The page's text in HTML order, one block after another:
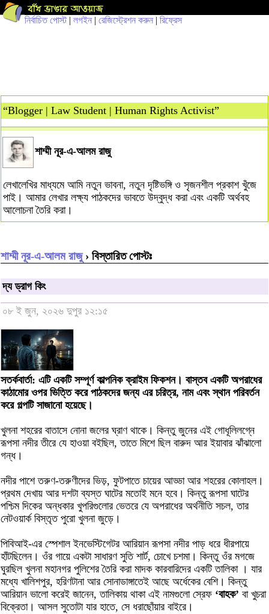
নির্বাচিত পোস্ট| লগইন | রেজিস্ট্রেশন করুন | রিফ্রেস
“Blogger | Law Student | Human Rights Activist”
শাম্মী নূর-এ-আলম রাজু
লেখালেখির মাধ্যমে আমি নতুন ভাবনা, নতুন দৃষ্টিভঙ্গি ও সৃজনশীল প্রকাশ খুঁজে
পাই। আমার লেখার লক্ষ্য পাঠকদের ভাবতে উদ্বুদ্ধ করা এবং একটি অর্থবহ
আলোচনা তৈরি করা।
শাম্মী নূর-এ-আলম রাজু› বিস্তারিত পোস্টঃ
দ্য ড্রাগ কিং
০৮ ই জুন, ২০২৬ দুপুর ১২:১৫
সতর্কবার্তা: এটি একটি সম্পূর্ণ কাল্পনিক ক্রাইম ফিকশন। বাস্তব একটি অপরাধের
কাঠামোর ওপর ভিত্তি করে পাঠকদের জন্য এর চরিত্র, নাম এবং স্থান পরিবর্তন
করে গল্পটি সাজানো হয়েছে।
খুলনা শহরের বাতাসে নোনা জলের ঘ্রাণ থাকে। কিন্তু জুনের এই গোধূলিলগ্নে
রূপসা নদীর তীরে যে হাওয়া বইছিল, তাতে মিশে ছিল বারুদ আর ইয়াবার ঝাঁঝালো
গন্ধ।
নদীর পাশে তরুণ-তরুণীদের ভিড়, ফুটপাতে চায়ের আড্ডা আর শহরের কোলাহল।
প্রথম দেখায় আর দশটা ব্যস্ত ঘাটের মতোই মনে হবে। কিন্তু রূপসা ঘাটের
পশ্চিম দিকের অন্ধকার খুপরিগুলোর ভেতরে যে অপরাধের অর্থনীতি সচল, তার
নেটওয়ার্ক বিস্তৃত পুরো খুলনা জুড়ে।
পিবিআই-এর স্পেশাল ইনভেস্টিগেটর আরিয়ান রূপসা নদীর পাড় ধরে ধীরপায়ে
হাঁটছিলেন। ওঁর গায়ে একটা সাধারণ সুতি শার্ট, চোখে চশমা। কিন্তু ওঁর মগজে
ঘুরছিল খুলনা মহানগর পুলিশের তৈরি করা মাদক কারবারিদের একটি তালিকা । যার
মধ্যে খালিশপুর, হরিণটানা আর সোনাডাঙ্গাতেই আছে অর্ধেকের বেশি। কিন্তু
আরিয়ান ভালো করেই জানেন, তালিকায় থাকা এই নামগুলো স্রেফ ‘বাহক’ বা খুচরা
বিক্রেতা। আসল সুতোটা যার হাতে, সে ধরাছোঁয়ার বাইরে।